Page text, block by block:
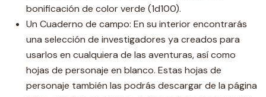
bonificación de color verde (1d100).
Un Cuaderno de campo: En su interior encontrarás
una selección de investigadores ya creados para
usarlos en cualquiera de las aventuras, así como
hojas de personaje en blanco. Estas hojas de
personaje también las podrás descargar de la página